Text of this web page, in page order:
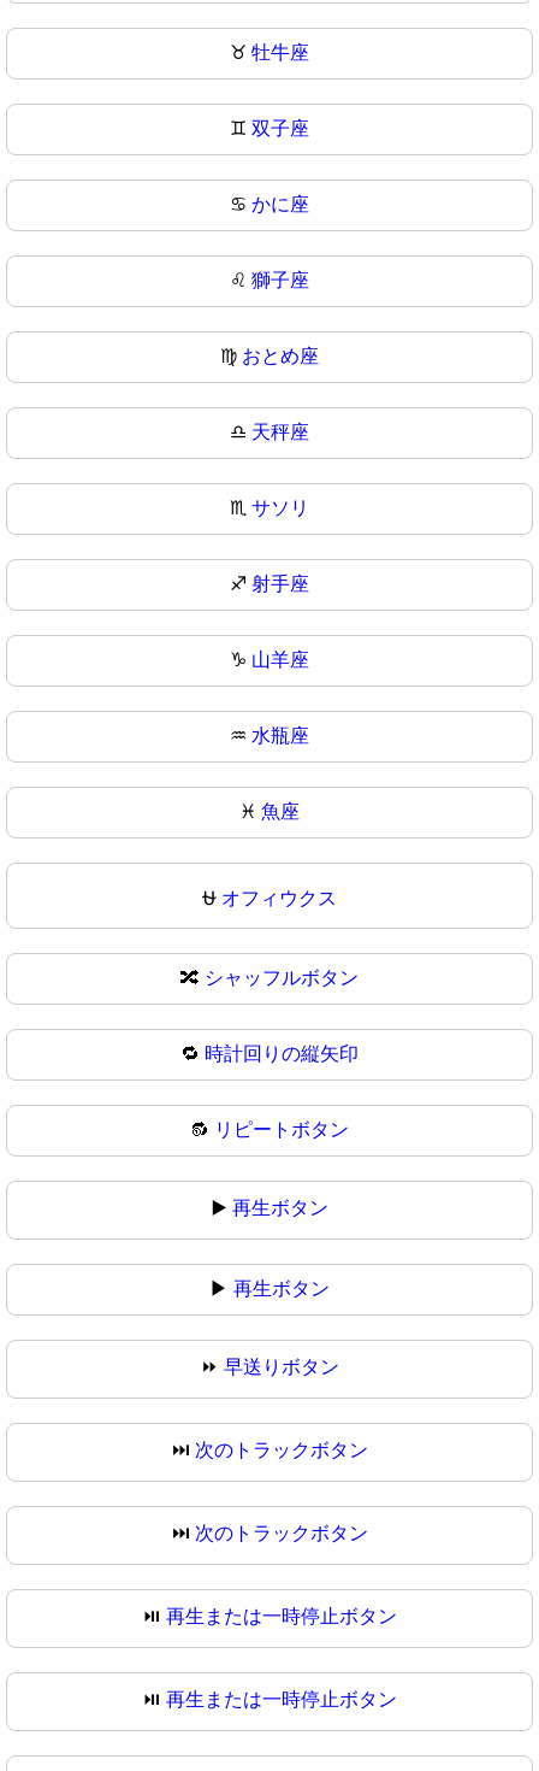
♉ 牡牛座
♊ 双子座
♋ かに座
♌ 獅子座
♍ おとめ座
♎ 天秤座
♏ サソリ
♐ 射手座
♑ 山羊座
♒ 水瓶座
♓ 魚座
⛎ オフィウクス
🔀 シャッフルボタン
🔁 時計回りの縦矢印
🔂 リピートボタン
▶️ 再生ボタン
▶ 再生ボタン
⏩ 早送りボタン
⏭️ 次のトラックボタン
⏭ 次のトラックボタン
⏯️ 再生または一時停止ボタン
⏯ 再生または一時停止ボタン